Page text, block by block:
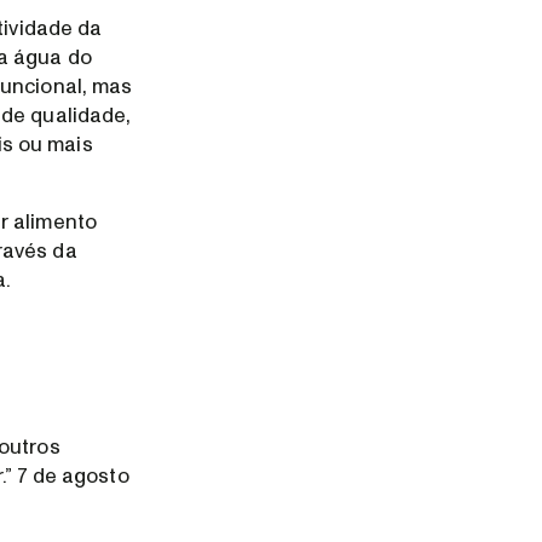
da
água do
mas
qualidade,
ou mais
alimento
da
7 de agosto